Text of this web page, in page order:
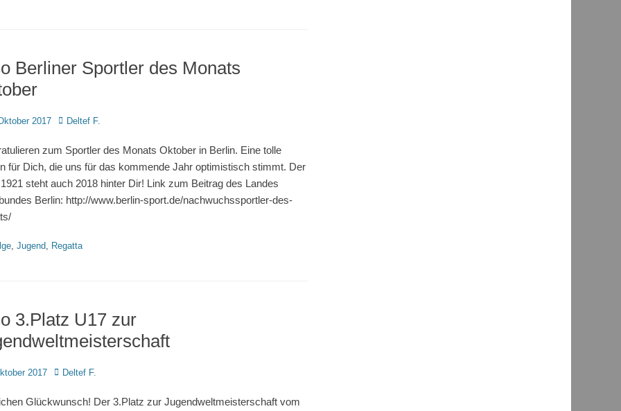
Berliner Sportler des Monats
2017 AutorDeltef F.
zum Sportler des Monats Oktober in Berlin. Eine tolle
für Dich, die uns für das kommende Jahr optimistisch stimmt. Der
steht auch 2018 hinter Dir! Link zum Beitrag des Landes
Berlin: http://www.berlin-sport.de/nachwuchssportler-des-
, Jugend, Regatta
3.Platz U17 zur
2017 AutorDeltef F.
Glückwunsch! Der 3.Platz zur Jugendweltmeisterschaft vom